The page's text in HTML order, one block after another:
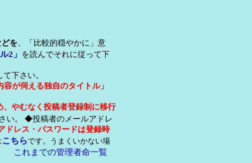
を、「比較的穏やかに」意
2」
を読んでそれに従って下
下さい。
が伺える独自のタイトル」
やむなく投稿者登録制に移行
い。 ◆投稿者のメールアドレ
ドレス・パスワードは登録時
こちらです。うまくいかない場
これまでの管理者命一覧